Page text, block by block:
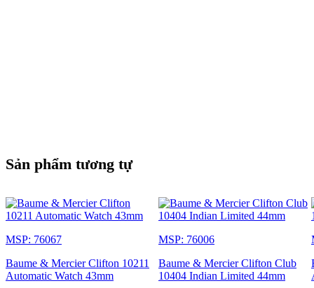
Sản phẩm tương tự
MSP: 76067
Baume & Mercier Clifton 10211
Automatic Watch 43mm
MSP: 76006
Baume & Mercier Clifton Club
10404 Indian Limited 44mm